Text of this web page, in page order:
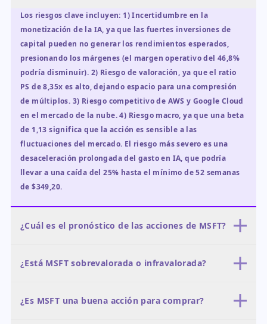
Los riesgos clave incluyen: 1) Incertidumbre en la
monetización de la IA, ya que las fuertes inversiones de
capital pueden no generar los rendimientos esperados,
presionando los márgenes (el margen operativo del 46,8%
podría disminuir). 2) Riesgo de valoración, ya que el ratio
PS de 8,35x es alto, dejando espacio para una compresión
de múltiplos. 3) Riesgo competitivo de AWS y Google Cloud
en el mercado de la nube. 4) Riesgo macro, ya que una beta
de 1,13 significa que la acción es sensible a las
fluctuaciones del mercado. El riesgo más severo es una
desaceleración prolongada del gasto en IA, que podría
llevar a una caída del 25% hasta el mínimo de 52 semanas
de $349,20.
¿Cuál es el pronóstico de las acciones de MSFT?
caso base de $500-$600 (probabilidad del 50%), en línea con
apunta a $600-$700 (probabilidad del 30%) si el crecimiento
de Azure se acelera, mientras que el caso bajista apunta a
¿Está MSFT sobrevalorada o infravalorada?
histórico de 20,72x cerca del mínimo de su rango de cinco
¿Es MSFT una buena acción para comprar?